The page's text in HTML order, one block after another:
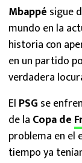
Mbappé sigue
mundo en la
historia con
en un partido
verdadera
El PSG se
de la Copa de
problema en el
tiempo ya